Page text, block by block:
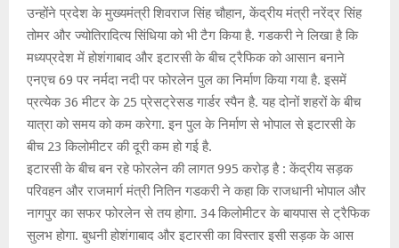
उन्होंने प्रदेश के मुख्यमंत्री शिवराज सिंह चौहान, केंद्रीय मंत्री नरेंद्र सिंह
तोमर और ज्योतिरादित्य सिंधिया को भी टैग किया है. गडकरी ने लिखा है कि
मध्यप्रदेश में होशंगाबाद और इटारसी के बीच ट्रैफिक को आसान बनाने
एनएच 69 पर नर्मदा नदी पर फोरलेन पुल का निर्माण किया गया है. इसमें
प्रत्येक 36 मीटर के 25 प्रेसट्रेसड गार्डर स्पैन है. यह दोनों शहरों के बीच
यात्रा को समय को कम करेगा. इन पुल के निर्माण से भोपाल से इटारसी के
बीच 23 किलोमीटर की दूरी कम हो गई है.
इटारसी के बीच बन रहे फोरलेन की लागत 995 करोड़ है : केंद्रीय सड़क
परिवहन और राजमार्ग मंत्री नितिन गडकरी ने कहा कि राजधानी भोपाल और
नागपुर का सफर फोरलेन से तय होगा. 34 किलोमीटर के बायपास से ट्रैफिक
सुलभ होगा. बुधनी होशंगाबाद और इटारसी का विस्तार इसी सड़क के आस